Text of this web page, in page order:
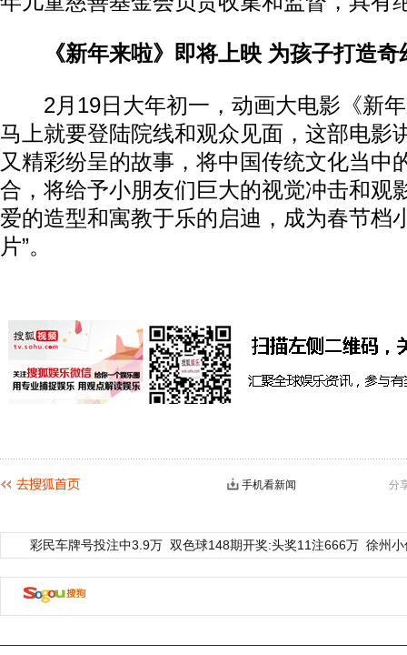
《新年来啦》即将上映 为孩子打造
2月19日大年初一，动画大电影《新年
马上就要登陆院线和观众见面，这部电影
又精彩纷呈的故事，将中国传统文化当中
合，将给予小朋友们巨大的视觉冲击和观
爱的造型和寓教于乐的启迪，成为春节档
片”。
分
手机看新闻
彩民车牌号投注中3.9万 双色球148期开奖:头奖11注666万 徐州